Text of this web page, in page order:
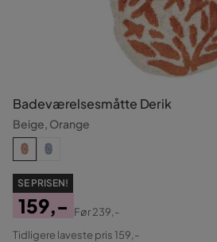
Badeværelsesmåtte Derik
Beige, Orange
SE PRISEN!
Pris
159,-
Original
Før239,-
Tidligere laveste pris 159,-